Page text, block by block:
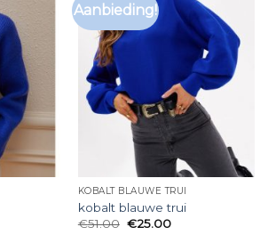
Aanbieding!
KOBALT BLAUWE TRUI
kobalt blauwe trui
€51.00 €25.00